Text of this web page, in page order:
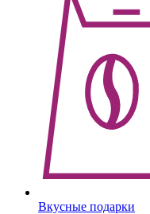
Вкусные подарки